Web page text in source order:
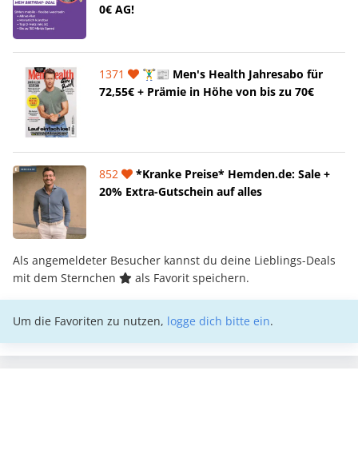
0€ AG!
1371
🏋️‍♂️📰 Men's Health Jahresabo für
72,55€ + Prämie in Höhe von bis zu 70€
852
*Kranke Preise* Hemden.de: Sale +
20% Extra-Gutschein auf alles
Als angemeldeter Besucher kannst du deine Lieblings-Deals
mit dem Sternchen
als Favorit speichern.
Um die Favoriten zu nutzen, logge dich bitte ein.